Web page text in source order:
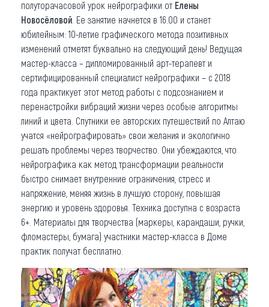
полуторачасовой урок нейрографики от Елены
Новосёловой . Ее занятие начнется в 16.00 и станет
юбилейным: 10-летие графического метода позитивных
изменений отметят буквально на следующий день! Ведущая
мастер-класса – дипломированный арт-терапевт и
сертифицированный специалист нейрографики – с 2018
года практикует этот метод работы с подсознанием и
перенастройки вибраций жизни через особые алгоритмы
линий и цвета. Спутники ее авторских путешествий по Алтаю
учатся «нейрографировать» свои желания и экологично
решать проблемы через творчество. Они убеждаются, что
нейрографика как метод трансформации реальности
быстро снимает внутренние ограничения, стресс и
напряжение, меняя жизнь в лучшую сторону, повышая
энергию и уровень здоровья. Техника доступна с возраста
6+. Материалы для творчества (маркеры, карандаши, ручки,
фломастеры, бумага) участники мастер-класса в Доме
практик получат бесплатно.